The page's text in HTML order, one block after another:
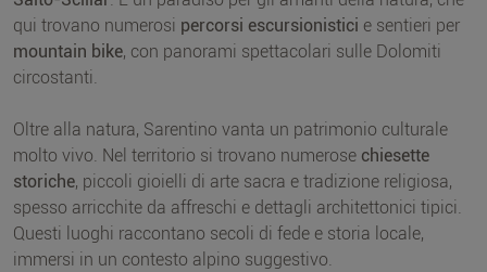
qui trovano numerosi percorsi escursionistici e sentieri per
mountain bike, con panorami spettacolari sulle Dolomiti
circostanti.
Oltre alla natura, Sarentino vanta un patrimonio culturale
molto vivo. Nel territorio si trovano numerose chiesette
storiche, piccoli gioielli di arte sacra e tradizione religiosa,
spesso arricchite da affreschi e dettagli architettonici tipici.
Questi luoghi raccontano secoli di fede e storia locale,
immersi in un contesto alpino suggestivo.